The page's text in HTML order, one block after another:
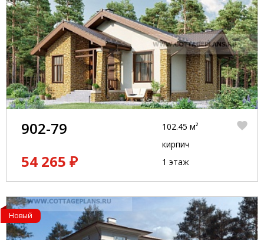
902-79
54 265 ₽
102.45 м²
кирпич
1 этаж
Новый